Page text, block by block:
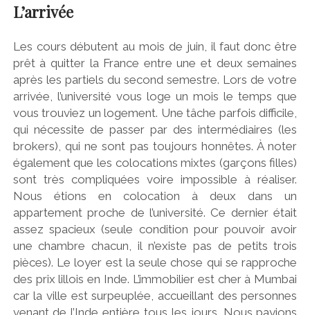
L’arrivée
Les cours débutent au mois de juin, il faut donc être
prêt à quitter la France entre une et deux semaines
après les partiels du second semestre. Lors de votre
arrivée, l’université vous loge un mois le temps que
vous trouviez un logement. Une tâche parfois difficile,
qui nécessite de passer par des intermédiaires (les
brokers), qui ne sont pas toujours honnêtes. À noter
également que les colocations mixtes (garçons filles)
sont très compliquées voire impossible à réaliser.
Nous étions en colocation à deux dans un
appartement proche de l’université. Ce dernier était
assez spacieux (seule condition pour pouvoir avoir
une chambre chacun, il n’existe pas de petits trois
pièces). Le loyer est la seule chose qui se rapproche
des prix lillois en Inde. L’immobilier est cher à Mumbai
car la ville est surpeuplée, accueillant des personnes